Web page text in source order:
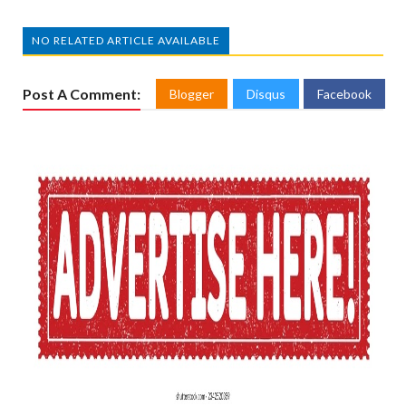
NO RELATED ARTICLE AVAILABLE
Post A Comment: Blogger Disqus Facebook